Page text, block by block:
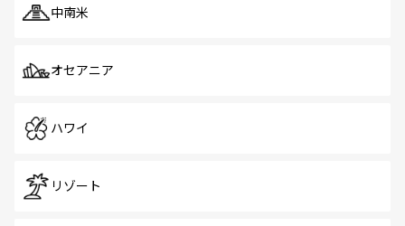
中南米
オセアニア
ハワイ
リゾート